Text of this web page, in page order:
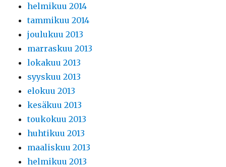
helmikuu 2014
tammikuu 2014
joulukuu 2013
marraskuu 2013
lokakuu 2013
syyskuu 2013
elokuu 2013
kesäkuu 2013
toukokuu 2013
huhtikuu 2013
maaliskuu 2013
helmikuu 2013